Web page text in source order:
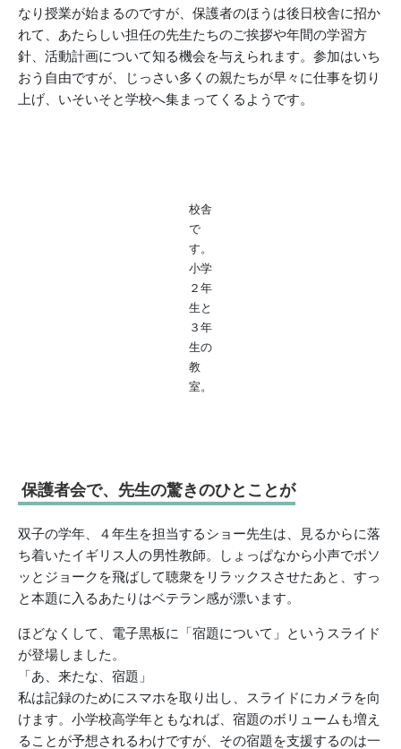
なり授業が始まるのですが、保護者のほうは後日校舎に招か
れて、あたらしい担任の先生たちのご挨拶や年間の学習方
針、活動計画について知る機会を与えられます。参加はいち
おう自由ですが、じっさい多くの親たちが早々に仕事を切り
上げ、いそいそと学校へ集まってくるようです。
校舎
で
す。
小学
２年
生と
３年
生の
教
室。
保護者会で、先生の驚きのひとことが
双子の学年、４年生を担当するショー先生は、見るからに落
ち着いたイギリス人の男性教師。しょっぱなから小声でボソ
ッとジョークを飛ばして聴衆をリラックスさせたあと、すっ
と本題に入るあたりはベテラン感が漂います。
ほどなくして、電子黒板に「宿題について」というスライド
が登場しました。
「あ、来たな、宿題」
私は記録のためにスマホを取り出し、スライドにカメラを向
けます。小学校高学年ともなれば、宿題のボリュームも増え
ることが予想されるわけですが、その宿題を支援するのは一